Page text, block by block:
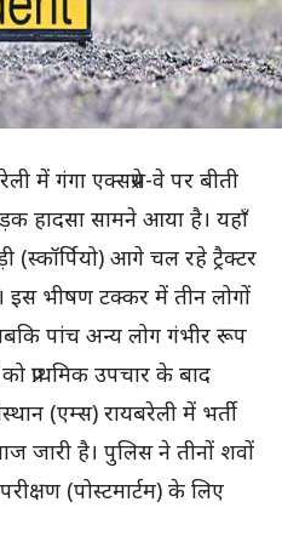
में गंगा एक्सप्रेस-वे पर बीती
हादसा सामने आया है। यहाँ
(स्कॉर्पियो) आगे चल रहे ट्रैक्टर
इस भीषण टक्कर में तीन लोगों
पांच अन्य लोग गंभीर रूप
प्राथमिक उपचार के बाद
(एम्स) रायबरेली में भर्ती
जारी है। पुलिस ने तीनों शवों
(पोस्टमार्टम) के लिए